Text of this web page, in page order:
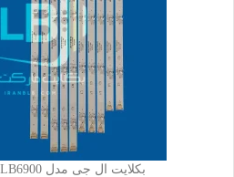
بکلایت ال جی مدل 42LB67000 , 42LB6900